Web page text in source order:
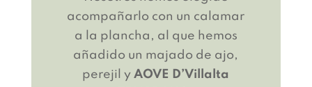
acompañarlo con un calamar
a la plancha, al que hemos
añadido un majado de ajo,
perejil yAOVE D’Villalta